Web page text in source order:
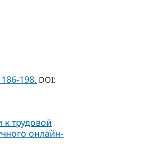
198. DOI:
трудовой
онлайн-